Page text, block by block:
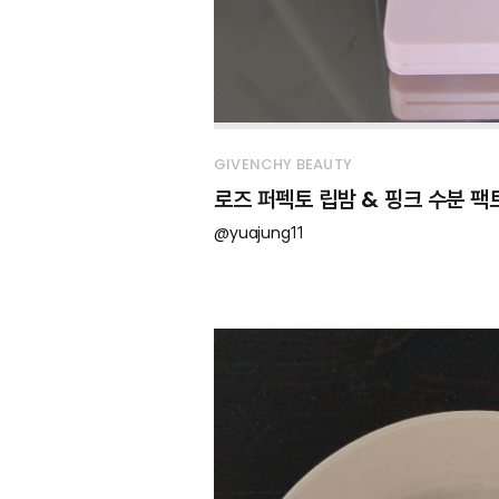
GIVENCHY BEAUTY
로즈 퍼펙토 립밤 & 핑크 수분 팩
@yuajung11